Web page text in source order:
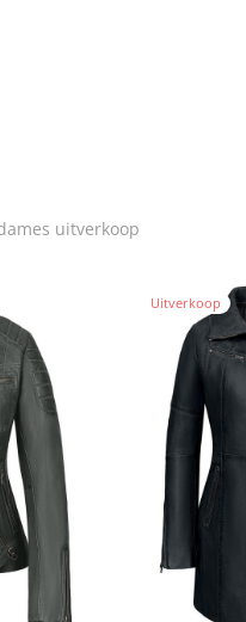
uitverkoop
Uitverkoop